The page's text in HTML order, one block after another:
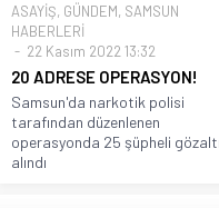
ASAYİŞ, GÜNDEM, SAMSUN
HABERLERİ
22 Kasım 2022 13:32
20 ADRESE OPERASYON!
Samsun'da narkotik polisi
tarafından düzenlenen
operasyonda 25 şüpheli
alındı